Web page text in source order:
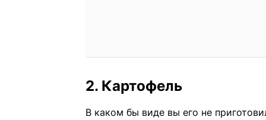
2. Картофель
В каком бы виде вы его не